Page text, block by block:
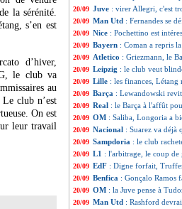
la sérénité.
s’en est
d’hiver,
le club va
au
club n’est
On est
leur travail
20/09 Juve : virer Allegri, c'est
20/09 Man Utd : Fernandes se
20/09 Nice : Pochettino est
20/09 Bayern : Coman a repris
20/09 Atletico : Griezmann, le
20/09 Leipzig : le club veut
20/09 Lille : les finances, Létang
20/09 Barça : Lewandowski
20/09 Real : le Barça à l'affût
20/09 OM : Saliba, Longoria a
20/09 Nacional : Suarez va déjà
20/09 Sampdoria : le club
20/09 L1 : l'arbitrage, le coup de
20/09 EdF : Digne forfait,
20/09 Benfica : Gonçalo Ramos
20/09 OM : la Juve pense à
20/09 Man Utd : Rashford